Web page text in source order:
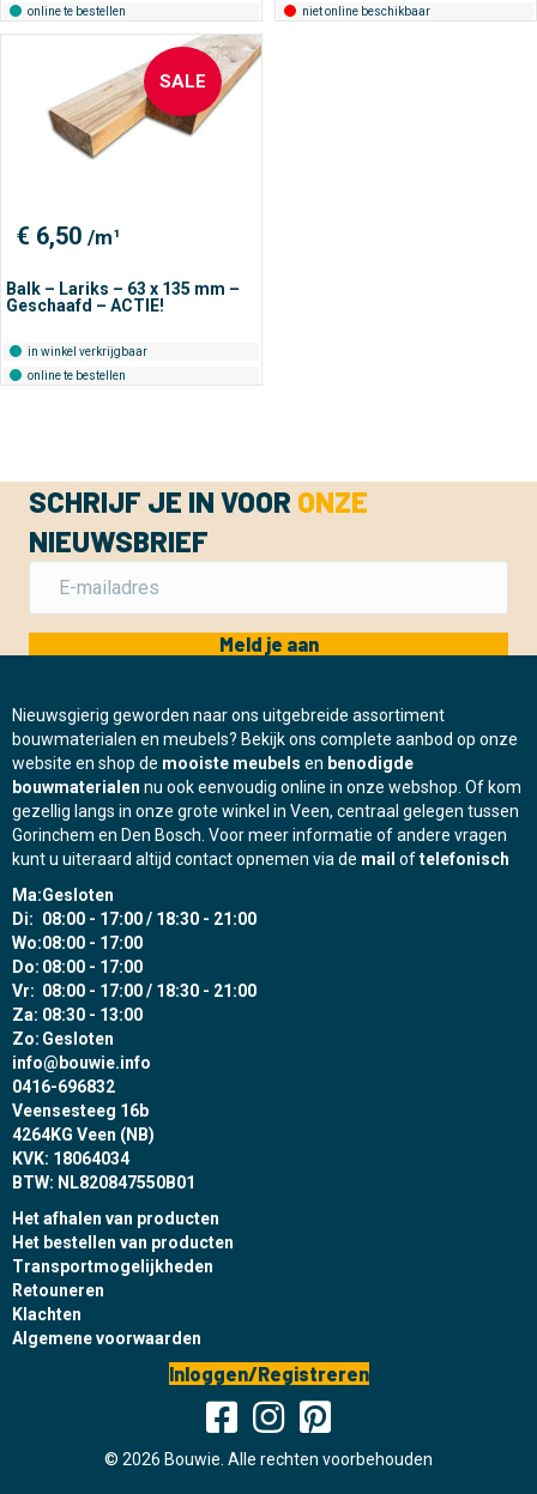
online te bestellen
niet online beschikbaar
SALE
€ 6,50 /m¹
Balk – Lariks – 63 x 135 mm –
Geschaafd – ACTIE!
in winkel verkrijgbaar
online te bestellen
SCHRIJF JE IN VOOR ONZE
NIEUWSBRIEF
Meld je aan
Nieuwsgierig geworden naar ons uitgebreide assortiment
bouwmaterialen en meubels? Bekijk ons complete aanbod op onze
website en shop de mooiste meubels en benodigde
bouwmaterialen nu ook eenvoudig online in onze webshop. Of kom
gezellig langs in onze grote winkel in Veen, centraal gelegen tussen
Gorinchem en Den Bosch. Voor meer informatie of andere vragen
kunt u uiteraard altijd contact opnemen via de mail oftelefonisch
Ma:Gesloten
Di: 08:00 - 17:00 / 18:30 - 21:00
Wo:08:00 - 17:00
Do: 08:00 - 17:00
Vr: 08:00 - 17:00 / 18:30 - 21:00
Za: 08:30 - 13:00
Zo: Gesloten
info@bouwie.info
0416-696832
Veensesteeg 16b
4264KG Veen (NB)
KVK: 18064034
BTW: NL820847550B01
Het afhalen van producten
Het bestellen van producten
Transportmogelijkheden
Retouneren
Klachten
Algemene voorwaarden
Inloggen/Registreren
© 2026 Bouwie. Alle rechten voorbehouden